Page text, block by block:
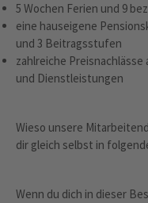
5 Wochen Ferien und 9
eine hauseigene
und 3 Beitragsstufen
zahlreiche
und Dienstleistungen
Wieso unsere
dir gleich selbst in
Wenn du dich in dieser